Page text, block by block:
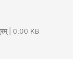
| 0.00 KB